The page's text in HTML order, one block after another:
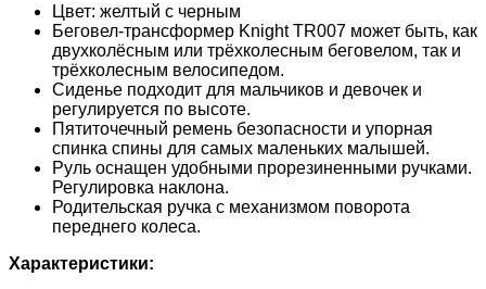
Цвет: желтый с черным
Беговел-трансформер Knight TR007 может быть, как
двухколёсным или трёхколесным беговелом, так и
трёхколесным велосипедом.
Сиденье подходит для мальчиков и девочек и
регулируется по высоте.
Пятиточечный ремень безопасности и упорная
спинка спины для самых маленьких малышей.
Руль оснащен удобными прорезиненными ручками.
Регулировка наклона.
Родительская ручка с механизмом поворота
переднего колеса.
Характеристики: